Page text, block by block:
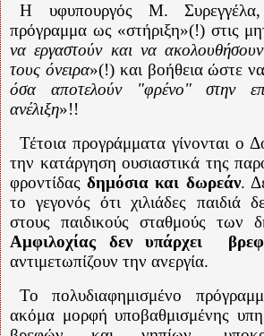
Η υφυπουργός Μ.
πρόγραμμα ως «στήριξη»(!) στις
να εργαστούν και να
τους όνειρα»(!) και βοήθεια ώστε
όσα αποτελούν "φρένο" στην
ανέλιξη»!!
Τέτοια προγράμματα γίνονται ο
την κατάργηση ουσιαστικά της
φροντίδαςδημόσια και δωρεάν.
το γεγονός ότι χιλιάδες παιδιά
στους παιδικούς σταθμούς των
Αμφιλοχίας δεν υπάρχει
αντιμετωπίζουν την ανεργία.
Το πολυδιαφημισμένο
ακόμα μορφή υποβαθμισμένης